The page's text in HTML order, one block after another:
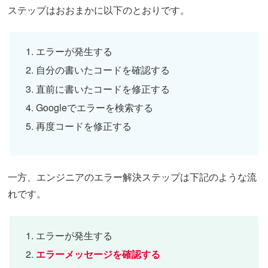
ステップはおおまかに以下のとおりです。
エラーが発生する
自分の書いたコードを確認する
直前に書いたコードを修正する
Googleでエラーを検索する
再度コードを修正する
一方、エンジニアのエラー解決ステップは下記のような流
れです。
エラーが発生する
エラーメッセージを確認する